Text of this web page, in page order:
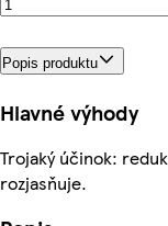
Popis produktu
Hlavné výhody
Trojaký účinok:
rozjasňuje.